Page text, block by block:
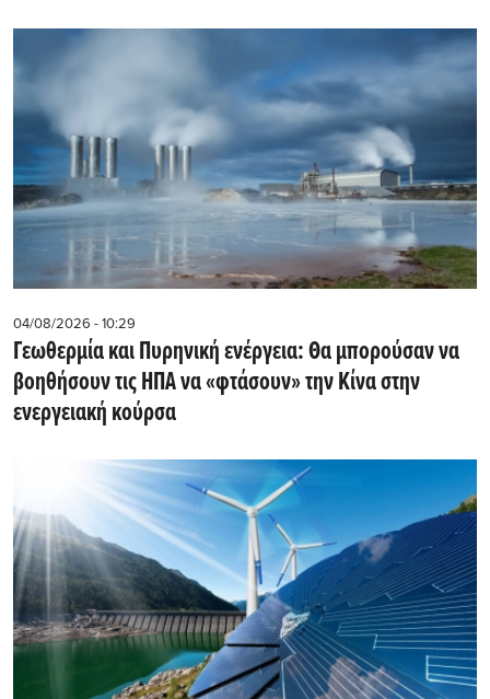
04/08/2026 - 10:29
Γεωθερμία και Πυρηνική ενέργεια: Θα μπορούσαν να
βοηθήσουν τις ΗΠΑ να «φτάσουν» την Κίνα στην
ενεργειακή κούρσα